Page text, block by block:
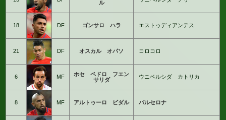
ル
18 DF ゴンサロ ハラ エストゥディアンテス
21 DF オスカル オパソ コロコロ
6 MF
ホセ ペドロ フエン
サリダ
ウニベルシダ カトリカ
8 MF アルトゥーロ ビダル バルセロナ